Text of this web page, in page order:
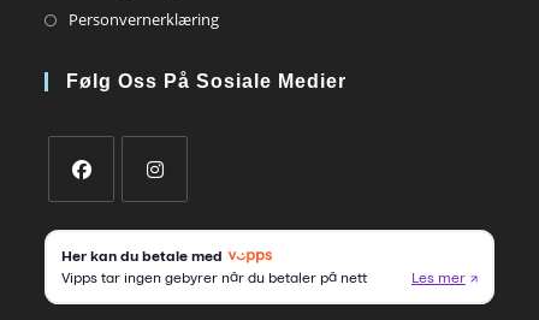
tab
in
new
PersonvernerklæringOpens
a
Følg Oss På Sosiale Medier
in
new
in
a
new